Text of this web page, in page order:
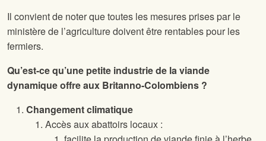
Il convient de noter que toutes les mesures prises par le
ministère de l’agriculture doivent être rentables pour les
fermiers.
Qu’est-ce qu’une petite industrie de la viande
dynamique offre aux Britanno-Colombiens ?
Changement climatique
Accès aux abattoirs locaux :